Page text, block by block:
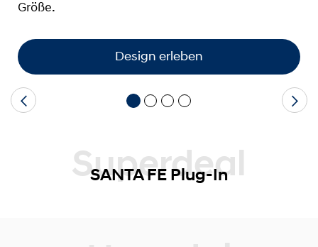
Größe.
Design erleben
Superdeal
SANTA FE Plug-In